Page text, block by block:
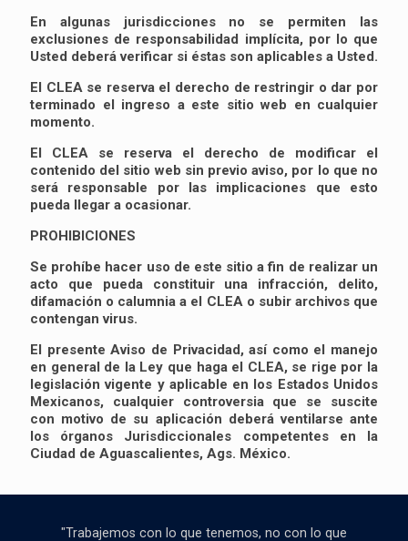
En algunas jurisdicciones no se permiten las
exclusiones de responsabilidad implícita, por lo que
Usted deberá verificar si éstas son aplicables a Usted.
El CLEA se reserva el derecho de restringir o dar por
terminado el ingreso a este sitio web en cualquier
momento.
El CLEA se reserva el derecho de modificar el
contenido del sitio web sin previo aviso, por lo que no
será responsable por las implicaciones que esto
pueda llegar a ocasionar.
PROHIBICIONES
Se prohíbe hacer uso de este sitio a fin de realizar un
acto que pueda constituir una infracción, delito,
difamación o calumnia a el CLEA o subir archivos que
contengan virus.
El presente Aviso de Privacidad, así como el manejo
en general de la Ley que haga el CLEA, se rige por la
legislación vigente y aplicable en los Estados Unidos
Mexicanos, cualquier controversia que se suscite
con motivo de su aplicación deberá ventilarse ante
los órganos Jurisdiccionales competentes en la
Ciudad de Aguascalientes, Ags. México.
"Trabajemos con lo que tenemos, no con lo que